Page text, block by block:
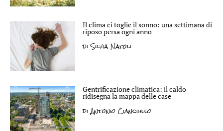
Il clima ci toglie il sonno: una settimana di
riposo persa ogni anno
diSilvia Natoli
Gentrificazione climatica: il caldo
ridisegna la mappa delle case
diAntonio Cianciullo